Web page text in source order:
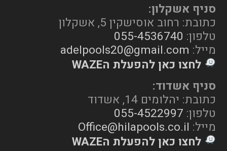
סניף אשקלון:
כתובת: רחוב אוסישקין 5, אשקלון
טלפון: 055-4536740
מייל: adelpools20@gmail.com
לחצו כאן להפעלת הWAZE
סניף אשדוד:
כתובת: יהלומים 14, אשדוד
טלפון: 055-4522997
מייל: Office@hilapools.co.il
לחצו כאן להפעלת הWAZE